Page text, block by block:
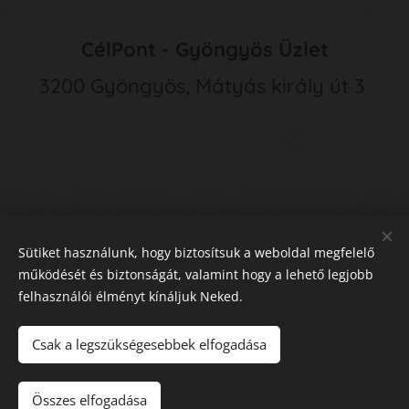
CélPont - Gyöngyös Üzlet
3200 Gyöngyös, Mátyás király út 3
Elállás a Szerződéstől
Sütiket használunk, hogy biztosítsuk a weboldal megfelelő
működését és biztonságát, valamint hogy a lehető legjobb
felhasználói élményt kínáljuk Neked.
Csak a legszükségesebbek elfogadása
Összes elfogadása